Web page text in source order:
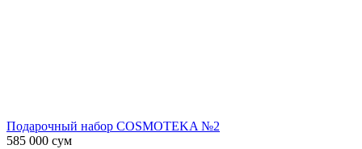
Подарочный набор COSMOTEKA №2
585 000 сум